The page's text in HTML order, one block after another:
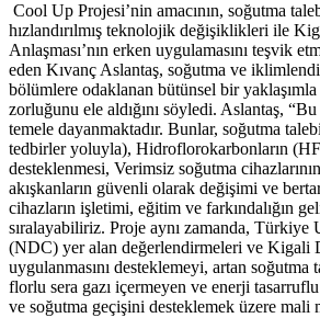
Cool Up Projesi’nin amacının, soğutma
hızlandırılmış teknolojik değişiklikleri ile
Anlaşması’nın erken uygulamasını teşvik
eden Kıvanç Aslantaş, soğutma ve
bölümlere odaklanan bütünsel bir
zorluğunu ele aldığını söyledi. Aslantaş,
temele dayanmaktadır. Bunlar, soğutma
tedbirler yoluyla), Hidroflorokarbonların
desteklenmesi, Verimsiz soğutma
akışkanların güvenli olarak değişimi ve
cihazların işletimi, eğitim ve farkındalığın
sıralayabiliriz. Proje aynı zamanda, Türkiye
(NDC) yer alan değerlendirmeleri ve Kigali
uygulanmasını desteklemeyi, artan
florlu sera gazı içermeyen ve enerji
ve soğutma geçişini desteklemek üzere mali